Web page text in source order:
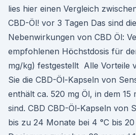
lies hier einen Vergleich
CBD-Öl! vor 3 Tagen Das sind
Nebenwirkungen von CBD Öl:
empfohlenen Höchstdosis für
mg/kg) festgestellt Alle Vorteile
Sie die CBD-Öl-Kapseln von
enthält ca. 520 mg Öl, in dem 15
sind. CBD CBD-Öl-Kapseln von
bis zu 24 Monate bei 4 °C bis